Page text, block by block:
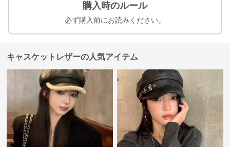
購入時のルール
必ず購入前にお読みください。
キャスケットレザーの人気アイテム